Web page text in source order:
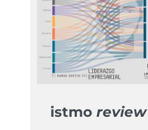
istmoreview